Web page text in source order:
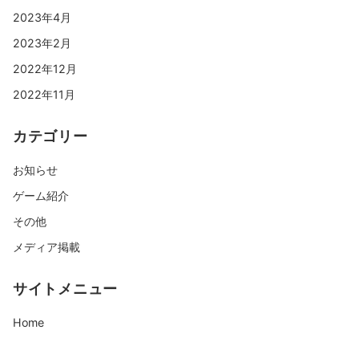
2023年4月
2023年2月
2022年12月
2022年11月
カテゴリー
お知らせ
ゲーム紹介
その他
メディア掲載
サイトメニュー
Home